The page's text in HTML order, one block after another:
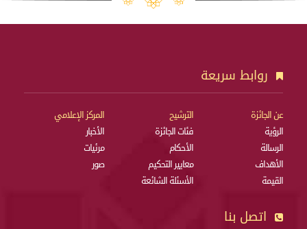
روابط سريعة
عن الجائزة
الرؤية
الرسالة
الأهداف
القيمة
الترشيح
فئات الجائزة
الأحكام
معايير التحكيم
الأسئلة الشائعة
المركز الإعلامي
الأخبار
مرئيات
صور
اتصل بنا